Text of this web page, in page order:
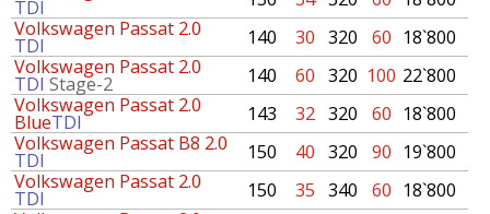
TDI
Volkswagen Passat 2.0
TDI 140 30 320 60 18`800
Volkswagen Passat 2.0
TDI Stage-2 140 60 320 100 22`800
Volkswagen Passat 2.0
BlueTDI 143 32 320 60 18`800
Volkswagen Passat B8 2.0
TDI 150 40 320 90 19`800
Volkswagen Passat 2.0
TDI 150 35 340 60 18`800